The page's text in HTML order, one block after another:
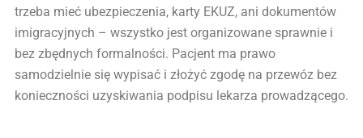
trzeba mieć ubezpieczenia, karty EKUZ, ani dokumentów
imigracyjnych – wszystko jest organizowane sprawnie i
bez zbędnych formalności. Pacjent ma prawo
samodzielnie się wypisać i złożyć zgodę na przewóz bez
konieczności uzyskiwania podpisu lekarza prowadzącego.